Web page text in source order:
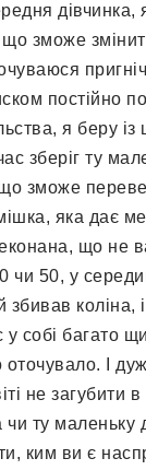
дівчинка,
зможе
постійно
я беру
зберіг ту
зможе
яка дає
що не
чи 50, у
коліна,
собі багато
І
не загубити в
ту маленьку
ким ви є